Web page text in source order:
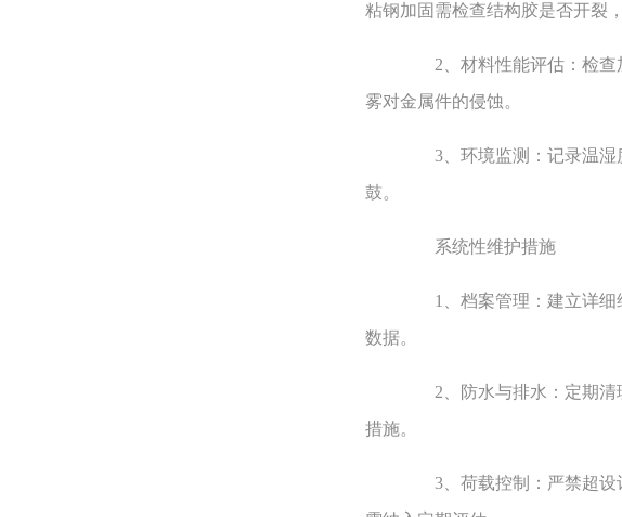
粘钢加固需检查结构胶是否开裂
2、材料性能评估：检查
雾对金属件的侵蚀。
3、环境监测：记录温湿
鼓。
系统性维护措施
1、档案管理：建立详细维
数据。
2、防水与排水：定期清理
措施。
3、荷载控制：严禁超设